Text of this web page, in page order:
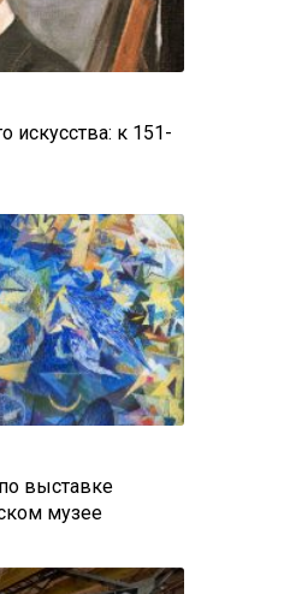
искусства: к 151-
выставке
музее